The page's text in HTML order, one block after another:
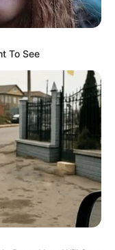
To See